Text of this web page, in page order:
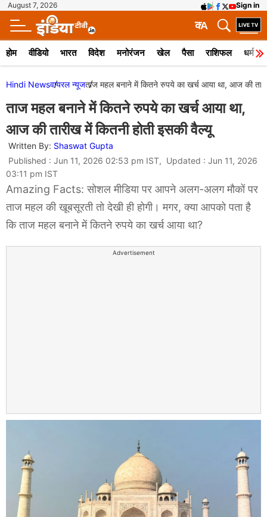
August 7, 2026 Sign in
A
क
होम वीडियो भारत विदेश मनोरंजन खेल पैसा राशिफल धर्म
Hindi Newsवायरल न्‍यूजताज महल बनाने में कितने रुपये का खर्च आया था, आज की
ताज महल बनाने में कितने रुपये का खर्च आया था,
आज की तारीख में कितनी होती इसकी वैल्यू
Written By: Shaswat Gupta
Published : Jun 11, 2026 02:53 pm IST, Updated : Jun 11, 2026
03:11 pm IST
Amazing Facts: सोशल मीडिया पर आपने अलग-अलग मौकों पर
ताज महल की खूबसूरती तो देखी ही होगी। मगर, क्या आपको पता है
कि ताज महल बनाने में कितने रुपये का खर्च आया था?
Advertisement